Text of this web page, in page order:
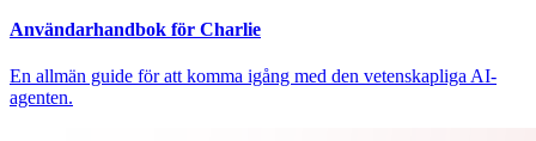
Användarhandbok för Charlie
En allmän guide för att komma igång med den vetenskapliga AI-
agenten.